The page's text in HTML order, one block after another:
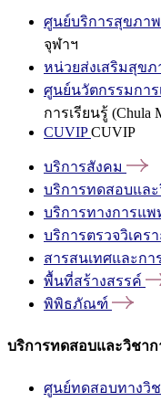
ศูนย์บริการสุขภา
จุฬาฯ
หน่วยส่งเสริมสุข
ศูนย์นวัตกรรมการ
การเรียนรู้ (Chula
CUVIPCUVIP
บริการสังคม
บริการทดสอบแล
บริการทางการแพ
บริการตรวจวิเค
สารสนเทศและกา
พื้นที่สร้างสรรค์
พิพิธภัณฑ์
บริการทดสอบและวิชาก
ศูนย์ทดสอบทางวิ